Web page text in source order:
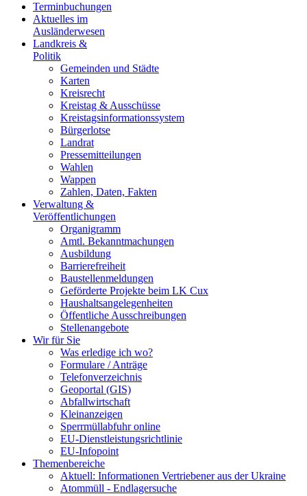
Terminbuchungen
Aktuelles im
Ausländerwesen
Landkreis &
Politik
Gemeinden und Städte
Karten
Kreisrecht
Kreistag & Ausschüsse
Kreistagsinformationssystem
Bürgerlotse
Landrat
Pressemitteilungen
Wahlen
Wappen
Zahlen, Daten, Fakten
Verwaltung &
Veröffentlichungen
Organigramm
Amtl. Bekanntmachungen
Ausbildung
Barrierefreiheit
Baustellenmeldungen
Geförderte Projekte beim LK Cux
Haushaltsangelegenheiten
Öffentliche Ausschreibungen
Stellenangebote
Wir für Sie
Was erledige ich wo?
Formulare / Anträge
Telefonverzeichnis
Geoportal (GIS)
Abfallwirtschaft
Kleinanzeigen
Sperrmüllabfuhr online
EU-Dienstleistungsrichtlinie
EU-Infopoint
Themenbereiche
Aktuell: Informationen Vertriebener aus der Ukraine
Atommüll - Endlagersuche